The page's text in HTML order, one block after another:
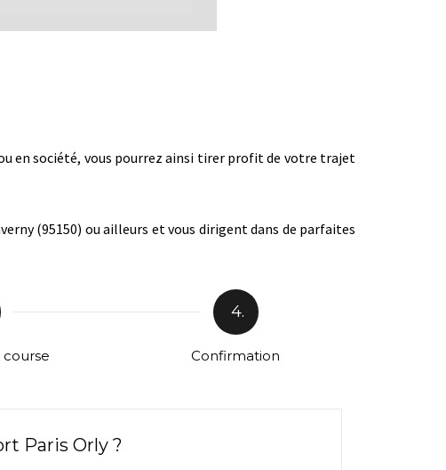
en société, vous pourrez ainsi tirer profit de votre trajet
(95150) ou ailleurs et vous dirigent dans de parfaites
course
4.
Confirmation
Paris Orly ?